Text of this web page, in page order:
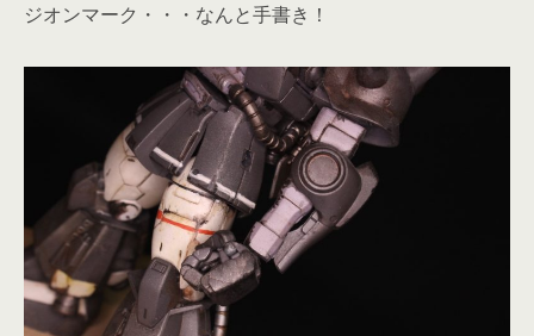
ジオンマーク・・・なんと手書き！